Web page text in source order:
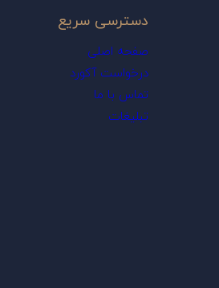
دسترسی سریع
صفحه اصلی
درخواست آکورد
تماس با ما
تبلیغات